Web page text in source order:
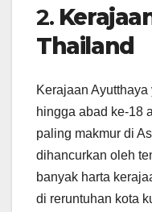
2.
Thailand
Kerajaan
hingga abad ke-18
paling makmur di
dihancurkan oleh
banyak harta
di reruntuhan kota